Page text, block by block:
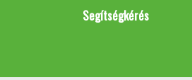
Segítségkérés